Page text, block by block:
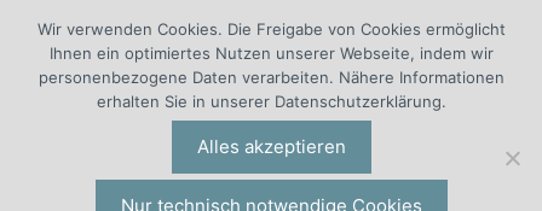
®Managementberatung ist die Management Board
Unternehmensberatungsgruppe | Engelsstraße 6 |
42283 Wuppertal | Deutschland | Tel. +49 (0)202 277 5000 |
Wir verwenden Cookies. Die Freigabe von Cookies ermöglicht
Ihnen ein optimiertes Nutzen unserer Webseite, indem wir
personenbezogene Daten verarbeiten. Nähere Informationen
erhalten Sie in unserer Datenschutzerklärung.
Alles akzeptieren
Nur technisch notwendige Cookies